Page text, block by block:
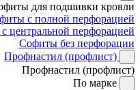
для подшивки кровли
с полной перфорацией
центральной перфорацией
Софиты без перфорации
Профнастил (профлист)
Профнастил (профлист)
По марке